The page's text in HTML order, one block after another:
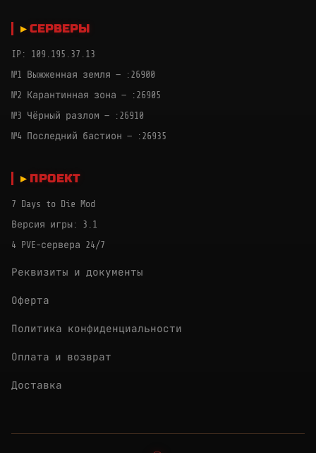
СЕРВЕРЫ
IP: 109.195.37.13
№1 Выжженная земля — :26900
№2 Карантинная зона — :26905
№3 Чёрный разлом — :26910
№4 Последний бастион — :26935
ПРОЕКТ
7 Days to Die Mod
Версия игры: 3.1
4 PVE-сервера 24/7
Реквизиты и документы
Оферта
Политика конфиденциальности
Оплата и возврат
Доставка